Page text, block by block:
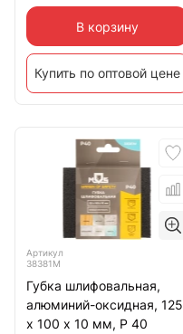
В корзину
Купить по оптовой цене
Артикул
38381М
Губка шлифовальная,
алюминий-оксидная, 125
х 100 х 10 мм, Р 40